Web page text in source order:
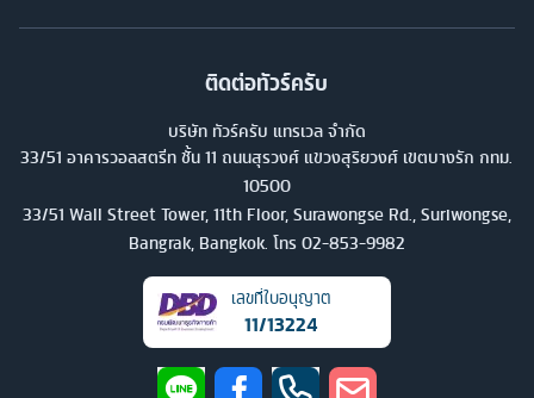
ติดต่อทัวร์ครับ
บริษัท ทัวร์ครับ แทรเวล จำกัด
33/51 อาคารวอลสตรีท ชั้น 11 ถนนสุรวงศ์ แขวงสุริยวงศ์ เขตบางรัก กทม.
10500
33/51 Wall Street Tower, 11th Floor, Surawongse Rd., Suriwongse,
Bangrak, Bangkok. โทร 02-853-9982
เลขที่ใบอนุญาต
11/13224